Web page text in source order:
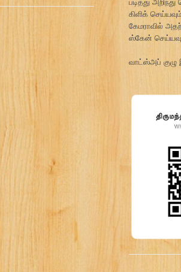
கிளிக்
கேமராவில்
ஸ்கேன்
வாட்ஸ்அப்